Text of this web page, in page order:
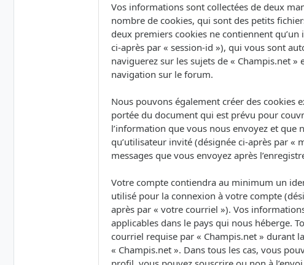
Vos informations sont collectées de deux
nombre de cookies, qui sont des petits
deux premiers cookies ne contiennent
ci-après par « session-id »), qui vous sont
naviguerez sur les sujets de « Champis.net
navigation sur le forum.
Nous pouvons également créer des cookies
portée du document qui est prévu pour
l’information que vous nous envoyez et que
qu’utilisateur invité (désignée ci-après par «
messages que vous envoyez après
Votre compte contiendra au minimum un
utilisé pour la connexion à votre compte
après par « votre courriel »). Vos
applicables dans le pays qui nous héberge.
courriel requise par « Champis.net » durant
« Champis.net ». Dans tous les cas, vous